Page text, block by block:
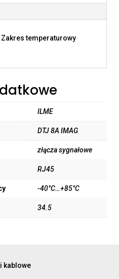
Zakres temperaturowy
ILME
DTJ 8A IMAG
złącza sygnałowe
RJ45
-40°C…+85°C
34.5
kablowe